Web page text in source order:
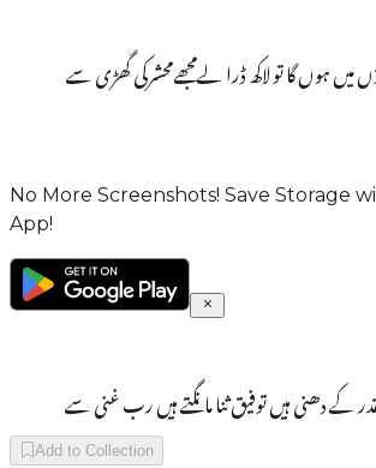
میں ہوں گا تو لاکھ ڈرا لےمجھےمحشرکی گھڑی سے
No More Screenshots! Save Storage
App!
دھنی ہیں توفیق ثنا مانگتے ہیں رب غنی سے
Add to Collection